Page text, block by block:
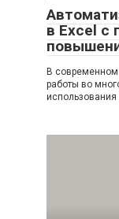
в Excel с
В современном
работы во